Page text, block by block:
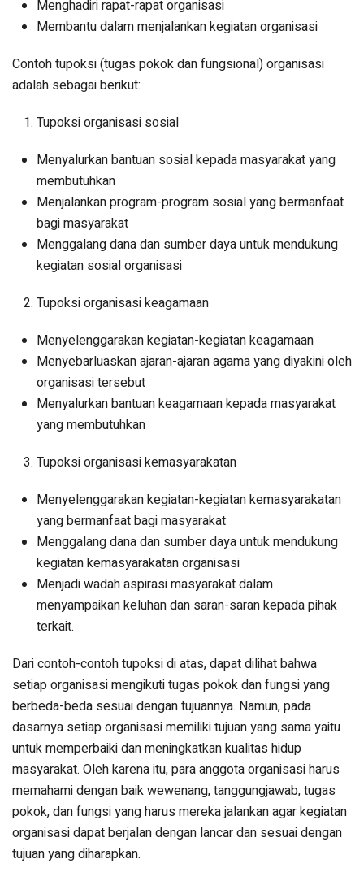
Menghadiri rapat-rapat organisasi
Membantu dalam menjalankan kegiatan organisasi
Contoh tupoksi (tugas pokok dan fungsional) organisasi
adalah sebagai berikut:
Tupoksi organisasi sosial
Menyalurkan bantuan sosial kepada masyarakat yang
membutuhkan
Menjalankan program-program sosial yang bermanfaat
bagi masyarakat
Menggalang dana dan sumber daya untuk mendukung
kegiatan sosial organisasi
Tupoksi organisasi keagamaan
Menyelenggarakan kegiatan-kegiatan keagamaan
Menyebarluaskan ajaran-ajaran agama yang diyakini oleh
organisasi tersebut
Menyalurkan bantuan keagamaan kepada masyarakat
yang membutuhkan
Tupoksi organisasi kemasyarakatan
Menyelenggarakan kegiatan-kegiatan kemasyarakatan
yang bermanfaat bagi masyarakat
Menggalang dana dan sumber daya untuk mendukung
kegiatan kemasyarakatan organisasi
Menjadi wadah aspirasi masyarakat dalam
menyampaikan keluhan dan saran-saran kepada pihak
terkait.
Dari contoh-contoh tupoksi di atas, dapat dilihat bahwa
setiap organisasi mengikuti tugas pokok dan fungsi yang
berbeda-beda sesuai dengan tujuannya. Namun, pada
dasarnya setiap organisasi memiliki tujuan yang sama yaitu
untuk memperbaiki dan meningkatkan kualitas hidup
masyarakat. Oleh karena itu, para anggota organisasi harus
memahami dengan baik wewenang, tanggungjawab, tugas
pokok, dan fungsi yang harus mereka jalankan agar kegiatan
organisasi dapat berjalan dengan lancar dan sesuai dengan
tujuan yang diharapkan.